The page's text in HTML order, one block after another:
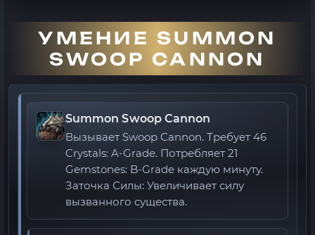
УМЕНИЕ SUMMON
SWOOP CANNON
Summon Swoop Cannon
Вызывает Swoop Cannon. Требует 46
Crystals: A-Grade. Потребляет 21
Gemstones: B-Grade каждую минуту.
Заточка Силы: Увеличивает силу
вызванного существа.